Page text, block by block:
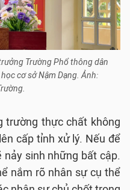
Trường Phổ thông dân
cơ sở Nậm Dạng. Ảnh:
trường thực chất không
cấp tỉnh xử lý. Nếu để
sinh những bất cập.
nắm rõ nhân sự cụ thể